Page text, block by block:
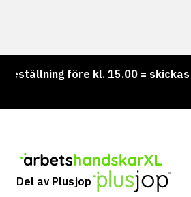
före kl. 15.00 = skickas
Del av Plusjop